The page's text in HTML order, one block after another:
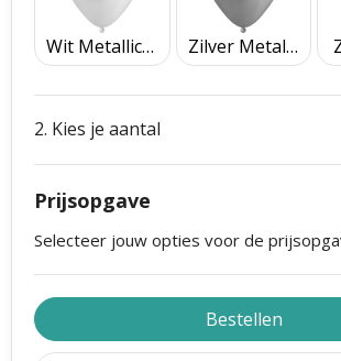
Wit Metallic (2600) Zilver Metallic (2400)
2. Kies je aantal
Prijsopgave
Selecteer jouw opties voor de
Bestellen